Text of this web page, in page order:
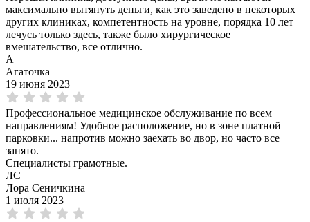
максимально вытянуть деньги, как это заведено в некоторых
других клиниках, компетентность на уровне, порядка 10 лет
лечусь только здесь, также было хирургическое
вмешательство, все отлично.
А
Агаточка
19 июня 2023
Профессиональное медицинское обслуживание по всем
направлениям! Удобное расположение, но в зоне платной
парковки... напротив можно заехать во двор, но часто все
занято.
Специалисты грамотные.
ЛС
Лора Сеничкина
1 июля 2023